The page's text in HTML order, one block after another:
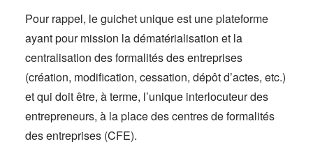
Pour rappel, le guichet unique est une plateforme
ayant pour mission la dématérialisation et la
centralisation des formalités des entreprises
(création, modification, cessation, dépôt d’actes, etc.)
et qui doit être, à terme, l’unique interlocuteur des
entrepreneurs, à la place des centres de formalités
des entreprises (CFE).